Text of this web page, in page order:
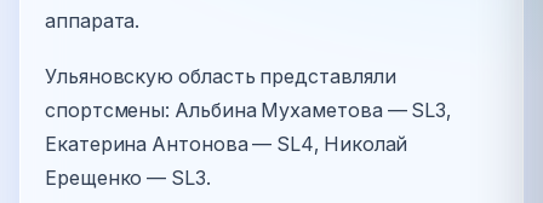
аппарата.
Ульяновскую область представляли
спортсмены: Альбина Мухаметова — SL3,
Екатерина Антонова — SL4, Николай
Ерещенко — SL3.